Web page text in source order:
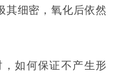
其细密，氧化后依然
如何保证不产生形